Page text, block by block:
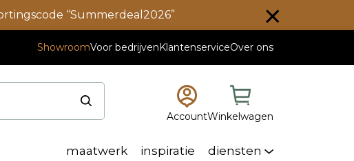
“Summerdeal2026”
ShowroomVoor bedrijvenKlantenserviceOver ons
AccountWinkelwagen
maatwerk inspiratie diensten